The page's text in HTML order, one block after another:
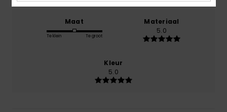
Maat
Te klein Te groot
Materiaal
5.0
Kleur
5.0